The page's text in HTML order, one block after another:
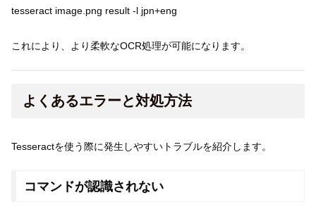
tesseract image.png result -l jpn+eng
これにより、より柔軟なOCR処理が可能になります。
よくあるエラーと対処方法
Tesseractを使う際に発生しやすいトラブルを紹介します。
コマンドが認識されない